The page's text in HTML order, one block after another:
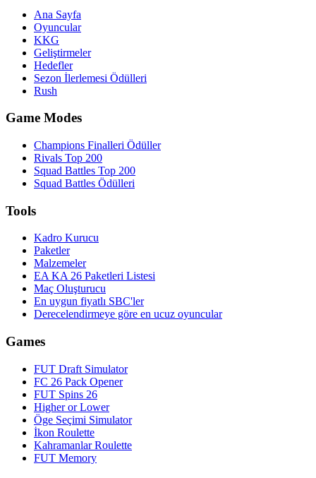
Ana Sayfa
Oyuncular
KKG
Geliştirmeler
Hedefler
Sezon İlerlemesi Ödülleri
Rush
Game Modes
Champions Finalleri Ödüller
Rivals Top 200
Squad Battles Top 200
Squad Battles Ödülleri
Tools
Kadro Kurucu
Paketler
Malzemeler
EA KA 26 Paketleri Listesi
Maç Oluşturucu
En uygun fiyatlı SBC'ler
Derecelendirmeye göre en ucuz oyuncular
Games
FUT Draft Simulator
FC 26 Pack Opener
FUT Spins 26
Higher or Lower
Öge Seçimi Simulator
İkon Roulette
Kahramanlar Roulette
FUT Memory